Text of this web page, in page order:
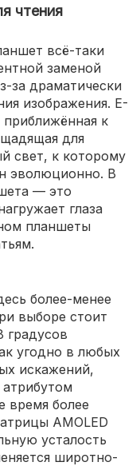
чтения
всё-таки
заменой
за драматически
изображения. E-
к
для
свет, к которому
эволюционно. В
— это
глаза
планшеты
более-менее
выборе стоит
градусов
угодно в любых
искажений,
более
AMOLED
усталость
широтно-